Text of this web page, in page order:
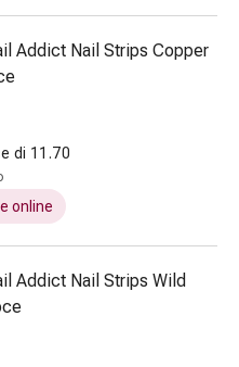
Addict Nail Strips Copper
di 11.70
online
Addict Nail Strips Wild